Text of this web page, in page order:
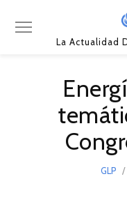
La Actualidad
GLP